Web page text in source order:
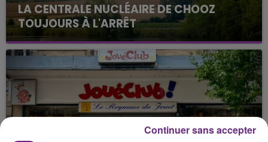
LA CENTRALE NUCLÉAIRE DE CHOOZ
TOUJOURS À L'ARRÊT
Cela fait déjà une semaine que la centrale
nucléaire ardennaise est à l'arrêt. Une situation
justifiée par la sécheresse intense qui est toujours
présente.
Continuer sans accepter